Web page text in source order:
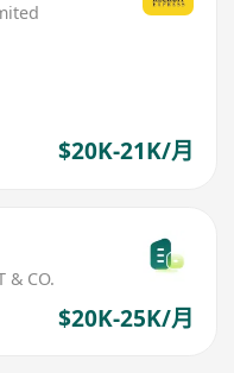
$20K-21K/月
& CO.
$20K-25K/月